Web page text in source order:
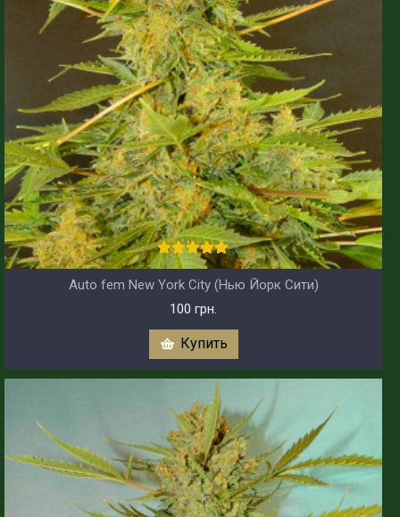
Auto fem New York City (Нью Йорк Сити)
100 грн.
Купить